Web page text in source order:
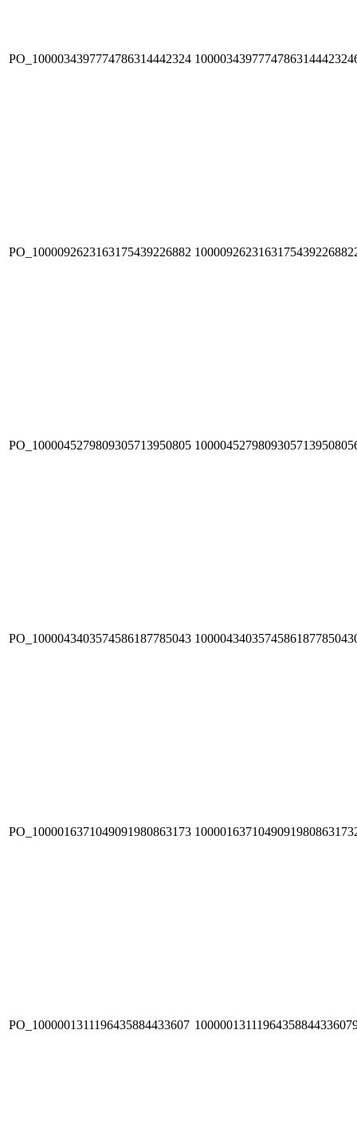
PO_1000034397774786314442324
PO_1000092623163175439226882
PO_1000045279809305713950805
PO_1000043403574586187785043
PO_1000016371049091980863173
PO_1000001311196435884433607